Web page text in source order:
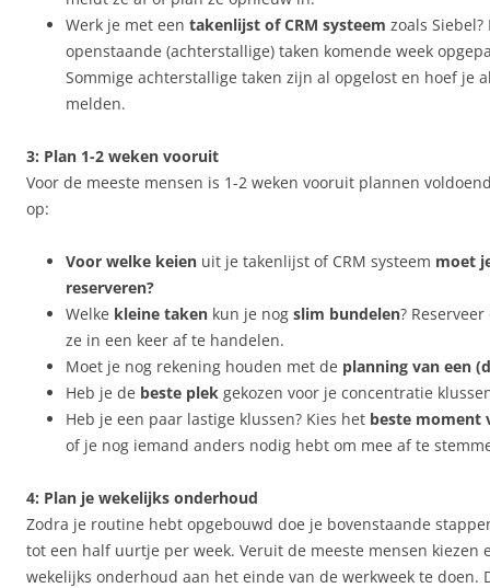
Werk je met een takenlijst of CRM systeem zoals
openstaande (achterstallige) taken komende week
Sommige achterstallige taken zijn al opgelost en hoef je
melden.
3: Plan 1-2 weken vooruit
Voor de meeste mensen is 1-2 weken vooruit plannen
op:
Voor welke keien uit je takenlijst of CRM systeem moet
reserveren?
Welke kleine taken kun je nog slim bundelen?
ze in een keer af te handelen.
Moet je nog rekening houden met de planning van een
Heb je de beste plek gekozen voor je concentratie
Heb je een paar lastige klussen? Kies het beste moment
of je nog iemand anders nodig hebt om mee af te
4: Plan je wekelijks onderhoud
Zodra je routine hebt opgebouwd doe je bovenstaande
tot een half uurtje per week. Veruit de meeste mensen kiezen
wekelijks onderhoud aan het einde van de werkweek te doen.